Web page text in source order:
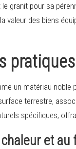
granit pour sa
valeur des biens
un matériau
terrestre,
spécifiques,
et au